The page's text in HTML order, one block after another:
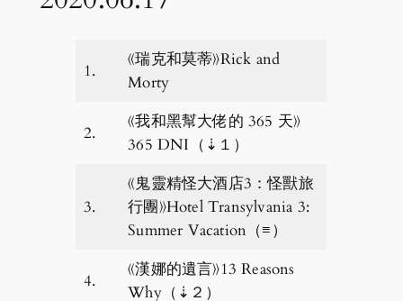
1.
《瑞克和莫蒂》Rick and
Morty
2.
《我和黑幫大佬的 365 天》
365 DNI（⇣１）
3.
《鬼靈精怪大酒店3：怪獸旅
行團》Hotel Transylvania 3:
Summer Vacation（≡）
4.
《漢娜的遺言》13 Reasons
Why（⇣２）